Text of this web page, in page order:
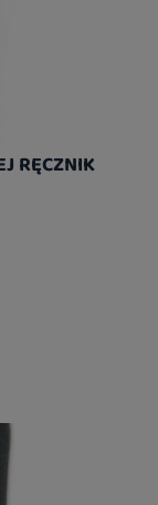
RĘCZNIK